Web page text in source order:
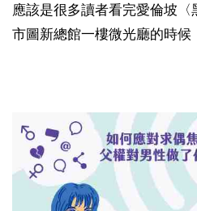
應該是很多讀者看完愛倫坡
市圖新總館一樓微光廳的時候